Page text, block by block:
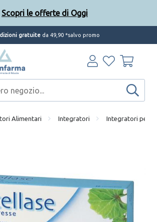
gratuite da 49,90 *salvo promo
Alimentari Integratori Integratori per
Scopri le offerte di Oggi